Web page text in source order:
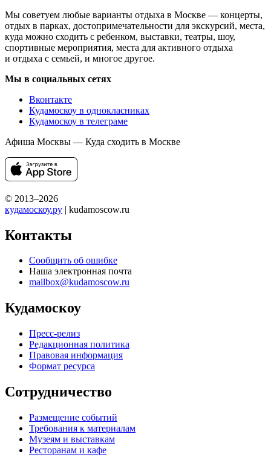
Мы советуем любые варианты отдыха в Москве — концерты,
отдых в парках, достопримечательности для экскурсий, места,
куда можно сходить с ребенком, выставки, театры, шоу,
спортивные мероприятия, места для активного отдыха
и отдыха с семьей, и многое другое.
Мы в социальных сетях
Вконтакте
Кудамоскоу в однокласниках
Кудамоскоу в телеграме
Афиша Москвы — Куда сходить в Москве
© 2013–2026
кудамоскоу.ру | kudamoscow.ru
Контакты
Сообщить об ошибке
Наша электронная почта
mailbox@kudamoscow.ru
Кудамоскоу
Пресс-релиз
Редакционная политика
Правовая информация
Формат ресурса
Сотрудничество
Размещение событий
Требования к материалам
Музеям и выставкам
Ресторанам и кафе